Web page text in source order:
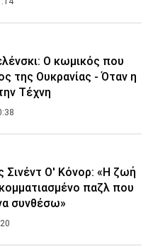
Ο κωμικός που
της Ουκρανίας - Όταν η
Τέχνη
Σινέντ Ο' Κόνορ: «Η ζωή
κομματιασμένο παζλ που
συνθέσω»